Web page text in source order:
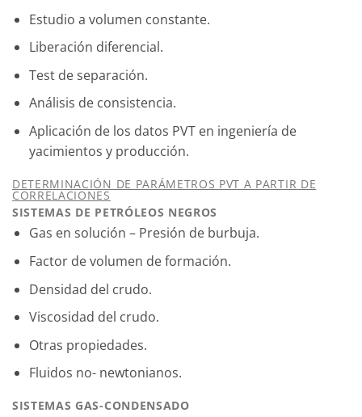
Estudio a volumen constante.
Liberación diferencial.
Test de separación.
Análisis de consistencia.
Aplicación de los datos PVT en ingeniería de
yacimientos y producción.
DETERMINACIÓN DE PARÁMETROS PVT A PARTIR DE
CORRELACIONES
SISTEMAS DE PETRÓLEOS NEGROS
Gas en solución – Presión de burbuja.
Factor de volumen de formación.
Densidad del crudo.
Viscosidad del crudo.
Otras propiedades.
Fluidos no- newtonianos.
SISTEMAS GAS-CONDENSADO